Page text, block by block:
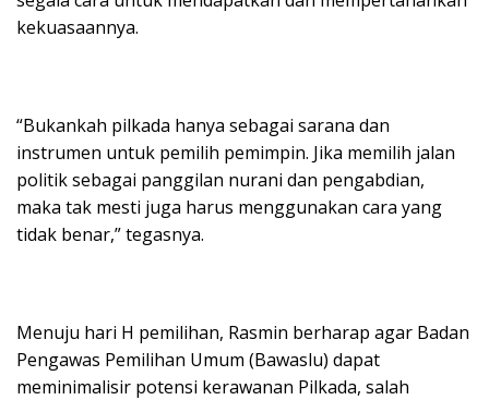
kekuasaannya.
“Bukankah pilkada hanya sebagai sarana dan
instrumen untuk pemilih pemimpin. Jika memilih jalan
politik sebagai panggilan nurani dan pengabdian,
maka tak mesti juga harus menggunakan cara yang
tidak benar,” tegasnya.
Menuju hari H pemilihan, Rasmin berharap agar Badan
Pengawas Pemilihan Umum (Bawaslu) dapat
meminimalisir potensi kerawanan Pilkada, salah